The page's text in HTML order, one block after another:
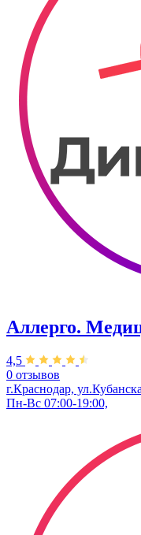
Аллерго.
4,5
0 отзывов
г.Краснодар,
Пн-Вс 07:00-19:00,